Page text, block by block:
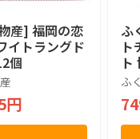
産] 福岡の恋
イトラングド
個
円
ふ
ト
ト
ポ
つ
ン
ふ